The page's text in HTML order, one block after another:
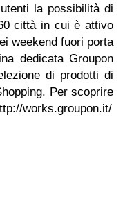
la possibilità di
città in cui è attivo
weekend fuori porta
dedicata Groupon
di prodotti di
Per scoprire
works.groupon.it/